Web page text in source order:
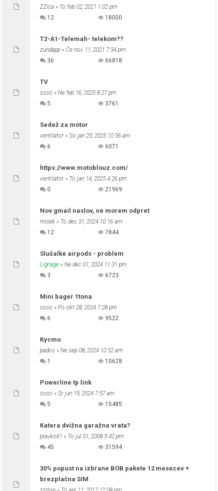
ZZica » To feb 02, 2021 1:02 pm
12
18000
T2-A1-Telemah- telekom??
zundapp » Če nov 11, 2021 7:34 pm
36
66818
TV
soso » Ne feb 16, 2025 8:27 pm
5
3761
Sedež za motor
ventilator» So jan 25, 2025 10:56 am
6
6071
https://www.motoblouz.com/
ventilator» To jan 14, 2025 4:26 pm
0
21969
Nov gmail naslov, ne morem odpret
mišek » To dec 31, 2024 10:16 am
12
7844
Slušalke airpods - problem
Lignage » Ne dec 01, 2024 11:31 pm
3
6723
Mini bager 1tona
soso » Po okt 28, 2024 7:28 pm
6
9522
Kycmo
pados » Ne sep 08, 2024 10:52 am
1
10628
Powerline tp link
soso » Sr jun 19, 2024 7:57 am
5
15485
Katera dvižna garažna vrata?
plavko61 » To jul 01, 2008 5:42 pm
45
31594
30% popust na izbrane BOB pakete 12 mesecev +
brezplačna SIM